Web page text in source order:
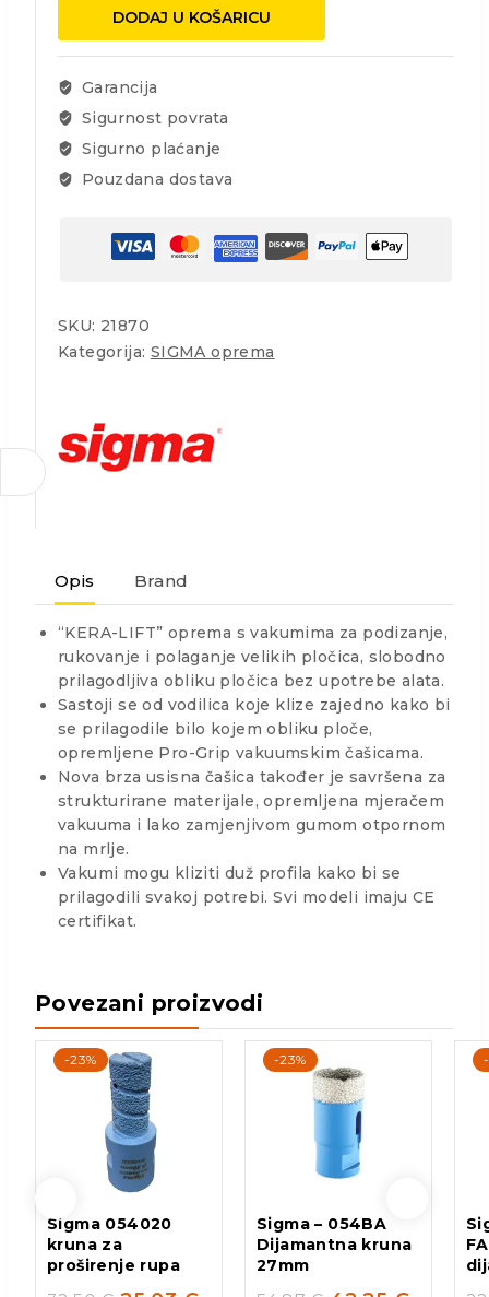
(8
vakuma)
DODAJ U KOŠARICU
Garancija
Sigurnost povrata
Sigurno plaćanje
Pouzdana dostava
SKU: 21870
Kategorija: SIGMA oprema
Opis Brand
“KERA-LIFT” oprema s vakumima za podizanje,
rukovanje i polaganje velikih pločica, slobodno
prilagodljiva obliku pločica bez upotrebe alata.
Sastoji se od vodilica koje klize zajedno kako bi
se prilagodile bilo kojem obliku ploče,
opremljene Pro-Grip vakuumskim čašicama.
Nova brza usisna čašica također je savršena za
strukturirane materijale, opremljena mjeračem
vakuuma i lako zamjenjivom gumom otpornom
na mrlje.
Vakumi mogu kliziti duž profila kako bi se
prilagodili svakoj potrebi. Svi modeli imaju CE
certifikat.
Povezani proizvodi
-23%
Sigma 054020
kruna za
proširenje rupa
-23%
Sigma – 054BA
Dijamantna kruna
27mm